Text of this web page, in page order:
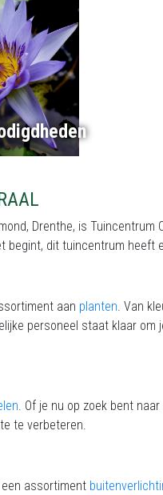
Drenthe, is
dit tuincentrum heeft
aan planten . Van
personeel staat klaar
. Of je nu op zoek bent
te verbeteren.
assortiment